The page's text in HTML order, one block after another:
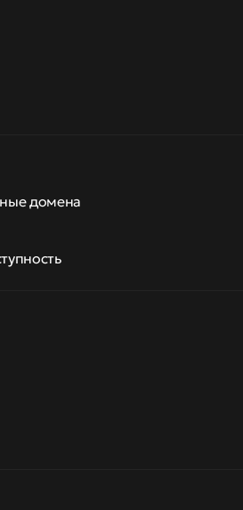
домена